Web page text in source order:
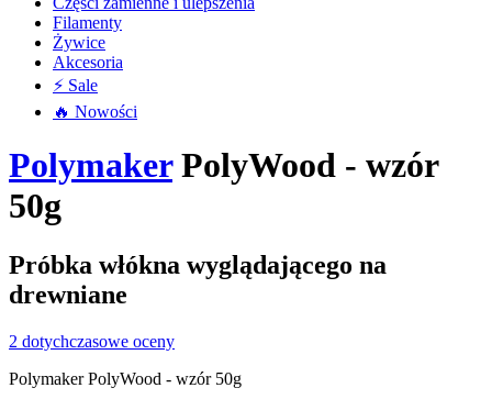
Filamenty
Żywice
Akcesoria
⚡ Sale
🔥 Nowości
PolymakerPolyWood - wzór
50g
Próbka włókna wyglądającego na
drewniane
2 dotychczasowe oceny
Polymaker PolyWood - wzór 50g